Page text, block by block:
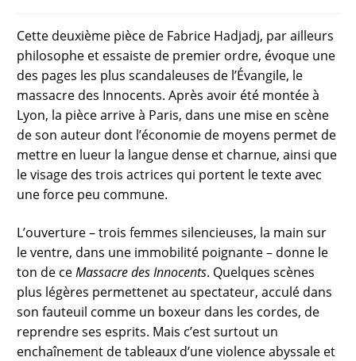
Cette deuxième pièce de Fabrice Hadjadj, par ailleurs
philosophe et essaiste de premier ordre, évoque une
des pages les plus scandaleuses de l’Évangile, le
massacre des Innocents. Après avoir été montée à
Lyon, la pièce arrive à Paris, dans une mise en scène
de son auteur dont l’économie de moyens permet de
mettre en lueur la langue dense et charnue, ainsi que
le visage des trois actrices qui portent le texte avec
une force peu commune.
L’ouverture – trois femmes silencieuses, la main sur
le ventre, dans une immobilité poignante – donne le
ton de ceMassacre des Innocents. Quelques scènes
plus légères permettenet au spectateur, acculé dans
son fauteuil comme un boxeur dans les cordes, de
reprendre ses esprits. Mais c’est surtout un
enchaînement de tableaux d’une violence abyssale et